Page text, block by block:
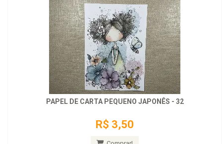
PAPEL DE CARTA PEQUENO JAPONÊS - 32
R$ 3,50